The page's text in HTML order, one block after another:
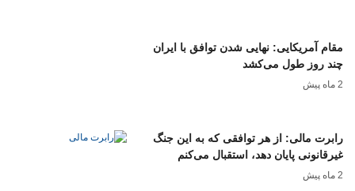
مقام آمریکایی: نهایی شدن توافق با ایران
چند روز طول می‌کشد
2 ماه پیش
رابرت مالی: از هر توافقی که به این جنگ
غیرقانونی پایان دهد، استقبال می‌کنم
2 ماه پیش